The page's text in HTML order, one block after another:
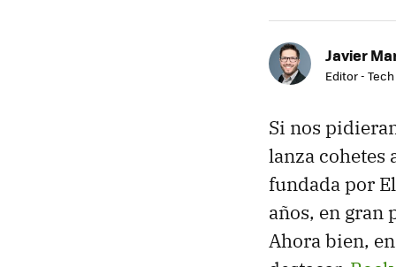
Javier
Editor - Tech
Si nos
lanza cohetes
fundada por
años, en gran
Ahora bien,